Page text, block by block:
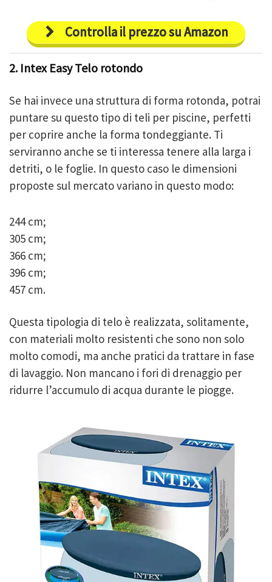
Controlla il prezzo su Amazon
2. Intex Easy Telo rotondo
Se hai invece una struttura di forma rotonda, potrai
puntare su questo tipo di teli per piscine, perfetti
per coprire anche la forma tondeggiante. Ti
serviranno anche se ti interessa tenere alla larga i
detriti, o le foglie. In questo caso le dimensioni
proposte sul mercato variano in questo modo:
244 cm;
305 cm;
366 cm;
396 cm;
457 cm.
Questa tipologia di telo è realizzata, solitamente,
con materiali molto resistenti che sono non solo
molto comodi, ma anche pratici da trattare in fase
di lavaggio. Non mancano i fori di drenaggio per
ridurre l’accumulo di acqua durante le piogge.